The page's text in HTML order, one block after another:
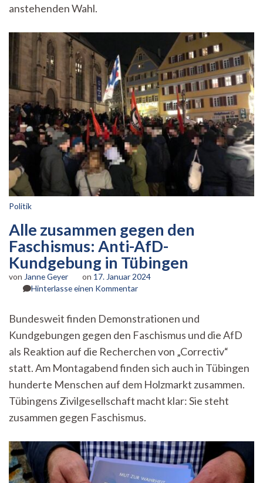
anstehenden Wahl.
Politik
Alle zusammen gegen den
Faschismus: Anti-AfD-
Kundgebung in Tübingen
von Janne Geyer on 17. Januar 2024
Hinterlasse einen Kommentarzu
gegen
den
Faschismus:
Anti-
AfD-
Kundgebung
Tübingen
Bundesweit finden Demonstrationen und
Kundgebungen gegen den Faschismus und die AfD
als Reaktion auf die Recherchen von „Correctiv“
statt. Am Montagabend finden sich auch in Tübingen
hunderte Menschen auf dem Holzmarkt zusammen.
Tübingens Zivilgesellschaft macht klar: Sie steht
zusammen gegen Faschismus.